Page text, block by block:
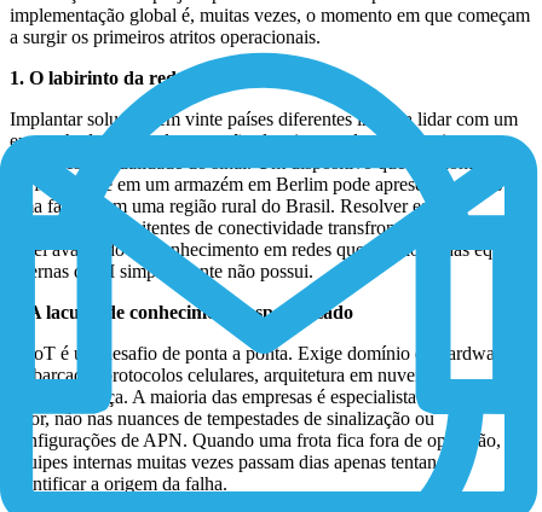
implementação global é, muitas vezes, o momento em que começam
a surgir os primeiros atritos operacionais.
1. O labirinto da rede global
Implantar soluções em vinte países diferentes implica lidar com um
emaranhado de regulamentações locais, acordos de roaming e
perfeitamente em um armazém em Berlim pode apresentar falhas em
uma fábrica em uma região rural do Brasil. Resolver esses
problemas intermitentes de conectividade transfronteiriça exige um
nível avançado de conhecimento em redes que a maioria das equipes
internas de TI simplesmente não possui.
2. A lacuna de conhecimento especializado
A IoT é um desafio de ponta a ponta. Exige domínio de hardware
embarcado, protocolos celulares, arquitetura em nuvem e
cibersegurança. A maioria das empresas é especialista no seu próprio
setor, não nas nuances de tempestades de sinalização ou
configurações de APN. Quando uma frota fica fora de operação, as
equipes internas muitas vezes passam dias apenas tentando
identificar a origem da falha.